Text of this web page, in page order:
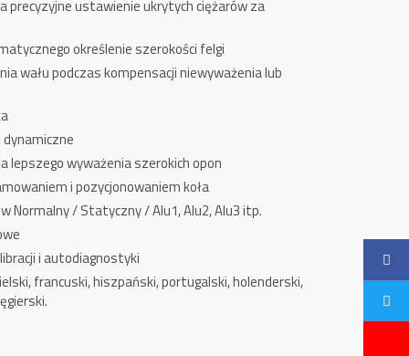
precyzyjne ustawienie ukrytych ciężarów za
określenie szerokości felgi
wału podczas kompensacji niewyważenia lub
lepszego wyważenia szerokich opon
i pozycjonowaniem koła
Normalny / Statyczny / Alu1, Alu2, Alu3 itp.
i autodiagnostyki
francuski, hiszpański, portugalski, holenderski,